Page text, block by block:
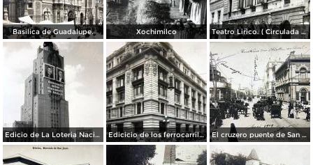
Basilica de Guadalupe. Xochimilco Teatro Lirico. ( Circulada el 1 de Agosto de 1926 ).
Edicio de La Loteria Nacional Ciudad de México Abril de 1964 Edicicio de los ferrocarriles. El cruzero puente de San Francisco y Guardiola por el fotografo Felix Miret.